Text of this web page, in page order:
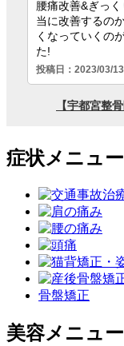
症状メニュー
骨盤矯正
美容メニュー